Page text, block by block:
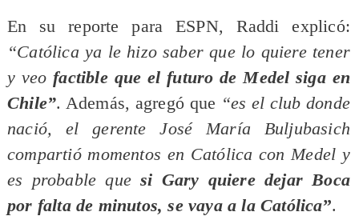
En su reporte para ESPN, Raddi explicó:
“Católica ya le hizo saber que lo quiere tener
y veofactible que el futuro de Medel siga en
Chile”. Además, agregó que “es el club donde
nació, el gerente José María Buljubasich
compartió momentos en Católica con Medel y
es probable quesi Gary quiere dejar Boca
por falta de minutos, se vaya a la Católica”.